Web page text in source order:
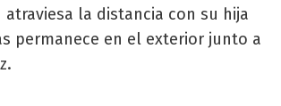
la distancia con su hija
permanece en el exterior junto a